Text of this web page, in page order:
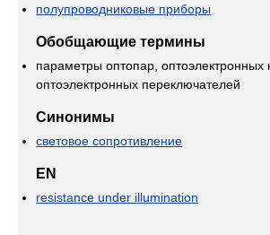
полупроводниковые приборы
Обобщающие термины
параметры оптопар, оптоэлектронных
оптоэлектронных переключателей
Синонимы
световое сопротивление
EN
resistance under illumination